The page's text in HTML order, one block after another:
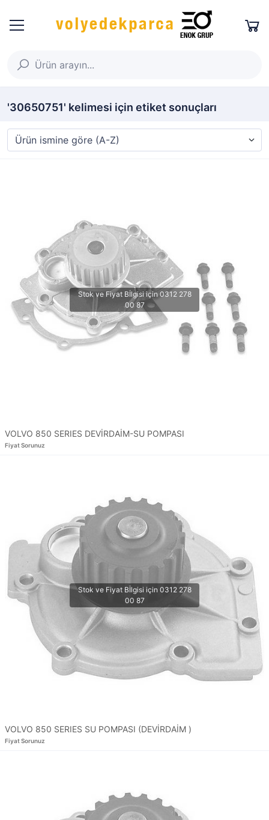
'30650751' kelimesi için etiket sonuçları
VOLVO 850 SERIES DEVİRDAİM-SU POMPASI
Fiyat Sorunuz
VOLVO 850 SERIES SU POMPASI (DEVİRDAİM )
Fiyat Sorunuz